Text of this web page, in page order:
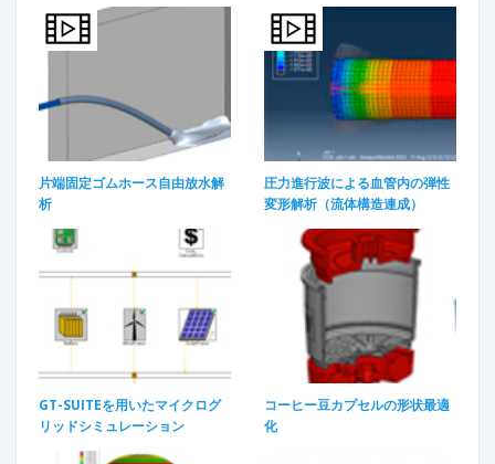
片端固定ゴムホース自由放水解
析
圧力進行波による血管内の弾性
変形解析（流体構造連成）
GT-SUITEを用いたマイクログ
リッドシミュレーション
コーヒー豆カプセルの形状最適
化